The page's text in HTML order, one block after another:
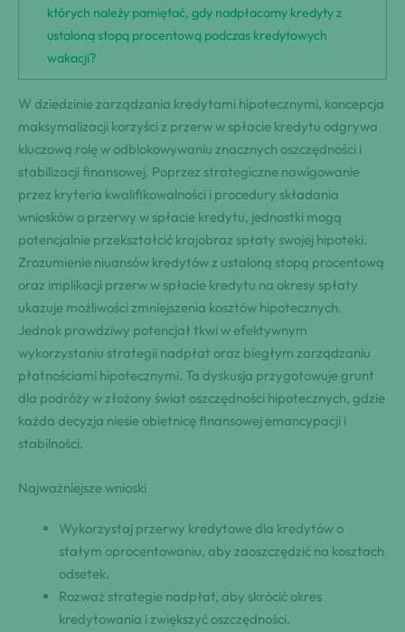
których należy pamiętać, gdy nadpłacamy kredyty z
ustaloną stopą procentową podczas kredytowych
wakacji?
W dziedzinie zarządzania kredytami hipotecznymi, koncepcja
maksymalizacji korzyści z przerw w spłacie kredytu odgrywa
kluczową rolę w odblokowywaniu znacznych oszczędności i
stabilizacji finansowej. Poprzez strategiczne nawigowanie
przez kryteria kwalifikowalności i procedury składania
wniosków o przerwy w spłacie kredytu, jednostki mogą
potencjalnie przekształcić krajobraz spłaty swojej hipoteki.
Zrozumienie niuansów kredytów z ustaloną stopą procentową
oraz implikacji przerw w spłacie kredytu na okresy spłaty
ukazuje możliwości zmniejszenia kosztów hipotecznych.
Jednak prawdziwy potencjał tkwi w efektywnym
wykorzystaniu strategii nadpłat oraz biegłym zarządzaniu
płatnościami hipotecznymi. Ta dyskusja przygotowuje grunt
dla podróży w złożony świat oszczędności hipotecznych, gdzie
każda decyzja niesie obietnicę finansowej emancypacji i
stabilności.
Najważniejsze wnioski
Wykorzystaj przerwy kredytowe dla kredytów o
stałym oprocentowaniu, aby zaoszczędzić na kosztach
odsetek.
Rozważ strategie nadpłat, aby skrócić okres
kredytowania i zwiększyć oszczędności.